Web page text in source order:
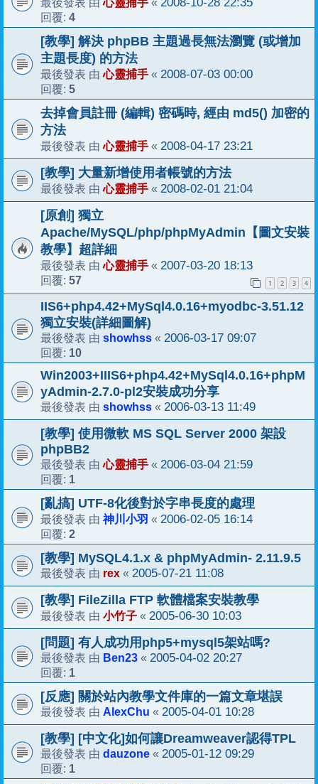
回覆: 4
[教學] 解決 phpBB 主題過長無法瀏覽 (或增加
主題長度) 的方法
最後發表 由心靈捕手 « 2008-07-03 00:00
回覆: 5
去掉會員註冊 (編輯) 密碼時, 經由 md5() 加密的
方法
最後發表 由心靈捕手 « 2008-04-17 23:21
[教學] 大量新增使用者帳號的方法
最後發表 由心靈捕手 « 2008-02-01 21:04
[原創] 獨立
Apache/MySQL/php/phpMyAdmin【圖文安裝
教學】超詳細
最後發表 由心靈捕手 « 2007-03-20 18:13
回覆: 57 1 2 3 4
IIS6+php4.42+MySql4.0.16+myodbc-3.51.12
獨立安裝(詳細圖解)
最後發表 由 showhss « 2006-03-17 09:07
回覆: 10
Win2003+IIIS6+php4.42+MySql4.0.16+phpM
yAdmin-2.7.0-pl2安裝成功分享
最後發表 由 showhss « 2006-03-13 11:49
[教學] 使用微軟 MS SQL Server 2000 架設
phpBB2
最後發表 由心靈捕手 « 2006-03-04 21:59
回覆: 1
[亂搞] UTF-8化後對於字串長度的處理
最後發表 由 神川小羽 « 2006-02-05 16:14
回覆: 2
[教學] MySQL4.1.x & phpMyAdmin- 2.11.9.5
最後發表 由 rex « 2005-07-21 11:08
[教學] FileZilla FTP 軟體檔案安裝教學
最後發表 由 小竹子 « 2005-06-30 10:03
[問題] 有人成功用php5+mysql5架站嗎?
最後發表 由 Ben23 « 2005-04-02 20:27
回覆: 1
[反應] 關於站內教學文件庫的一篇文章堪誤
最後發表 由 AlexChu « 2005-04-01 10:28
[教學] [中文化]如何讓Dreamweaver認得TPL
最後發表 由 dauzone « 2005-01-12 09:29
回覆: 1